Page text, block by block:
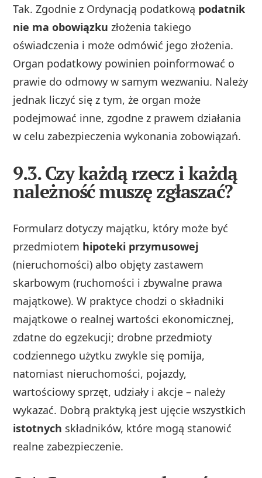
Tak. Zgodnie z Ordynacją podatkową podatnik
nie ma obowiązku złożenia takiego
oświadczenia i może odmówić jego złożenia.
Organ podatkowy powinien poinformować o
prawie do odmowy w samym wezwaniu. Należy
jednak liczyć się z tym, że organ może
podejmować inne, zgodne z prawem działania
w celu zabezpieczenia wykonania zobowiązań.
9.3. Czy każdą rzecz i każdą
należność muszę zgłaszać?
Formularz dotyczy majątku, który może być
przedmiotem hipoteki przymusowej
(nieruchomości) albo objęty zastawem
skarbowym (ruchomości i zbywalne prawa
majątkowe). W praktyce chodzi o składniki
majątkowe o realnej wartości ekonomicznej,
zdatne do egzekucji; drobne przedmioty
codziennego użytku zwykle się pomija,
natomiast nieruchomości, pojazdy,
wartościowy sprzęt, udziały i akcje – należy
wykazać. Dobrą praktyką jest ujęcie wszystkich
istotnych składników, które mogą stanowić
realne zabezpieczenie.